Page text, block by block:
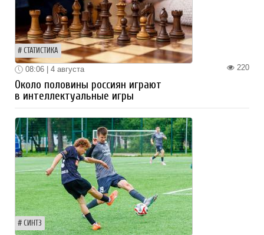
СТАТИСТИКА
220
08:06 | 4 августа
Около половины россиян играют
в интеллектуальные игры
СИНТЗ